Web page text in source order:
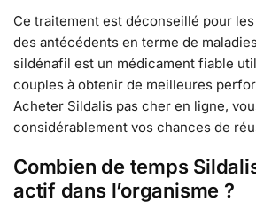
Ce traitement est déconseillé pour
des antécédents en terme de
sildénafil est un médicament fiable
couples à obtenir de meilleures
Acheter Sildalis pas cher en ligne,
considérablement vos chances de
Combien de temps
actif dans l’organisme ?